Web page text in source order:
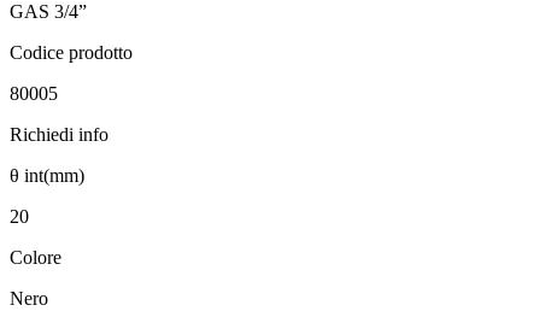
GAS 3/4”
Codice prodotto
80005
Richiedi info
θ int(mm)
20
Colore
Nero